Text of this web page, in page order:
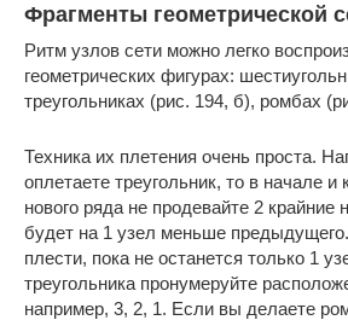
Фрагменты геометрической
Ритм узлов сети можно легко
геометрических фигурах:
треугольниках (рис. 194, б), ромбах
Техника их плетения очень проста.
оплетаете треугольник, то в начале и
нового ряда не продевайте 2 крайние
будет на 1 узел меньше
плести, пока не останется только 1
треугольника пронумеруйте
например, 3, 2, 1. Если вы делаете